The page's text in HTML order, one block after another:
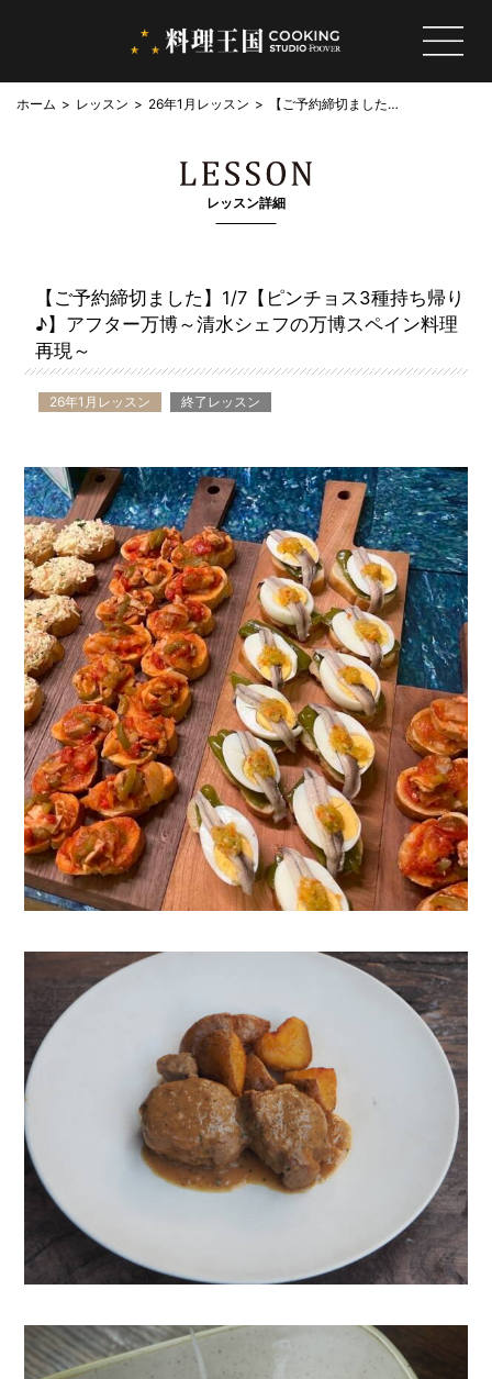
ホーム レッスン 26年1月レッスン
【ご予約締切ました】
万博～清水シェフの万
博スペイン料理再現～
レッスン詳細
【ご予約締切ました】1/7【ピンチョス3種持ち帰り
♪】アフター万博～清水シェフの万博スペイン料理
再現～
26年1月レッスン 終了レッスン